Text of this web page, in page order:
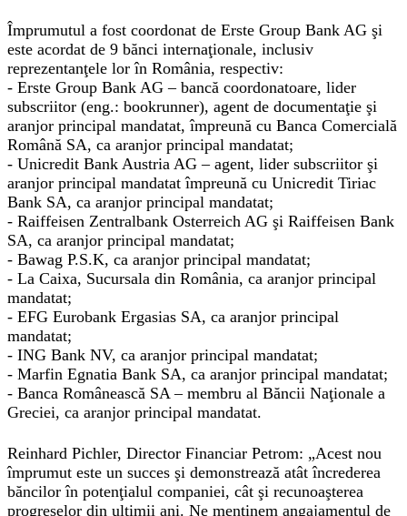
Împrumutul a fost coordonat de Erste Group Bank AG şi
este acordat de 9 bănci internaţionale, inclusiv
reprezentanţele lor în România, respectiv:
- Erste Group Bank AG – bancă coordonatoare, lider
subscriitor (eng.: bookrunner), agent de documentaţie şi
aranjor principal mandatat, împreună cu Banca Comercială
Română SA, ca aranjor principal mandatat;
- Unicredit Bank Austria AG – agent, lider subscriitor şi
aranjor principal mandatat împreună cu Unicredit Tiriac
Bank SA, ca aranjor principal mandatat;
- Raiffeisen Zentralbank Osterreich AG şi Raiffeisen Bank
SA, ca aranjor principal mandatat;
- Bawag P.S.K, ca aranjor principal mandatat;
- La Caixa, Sucursala din România, ca aranjor principal
mandatat;
- EFG Eurobank Ergasias SA, ca aranjor principal
mandatat;
- ING Bank NV, ca aranjor principal mandatat;
- Marfin Egnatia Bank SA, ca aranjor principal mandatat;
- Banca Românească SA – membru al Băncii Naţionale a
Greciei, ca aranjor principal mandatat.
Reinhard Pichler, Director Financiar Petrom: „Acest nou
împrumut este un succes şi demonstrează atât încrederea
băncilor în potenţialul companiei, cât şi recunoaşterea
progreselor din ultimii ani. Ne menţinem angajamentul de